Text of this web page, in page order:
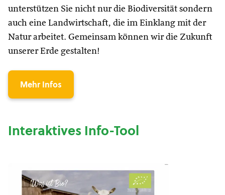
unterstützen Sie nicht nur die Biodiversität sondern
auch eine Landwirtschaft, die im Einklang mit der
Natur arbeitet. Gemeinsam können wir die Zukunft
unserer Erde gestalten!
Mehr Infos
Interaktives Info-Tool